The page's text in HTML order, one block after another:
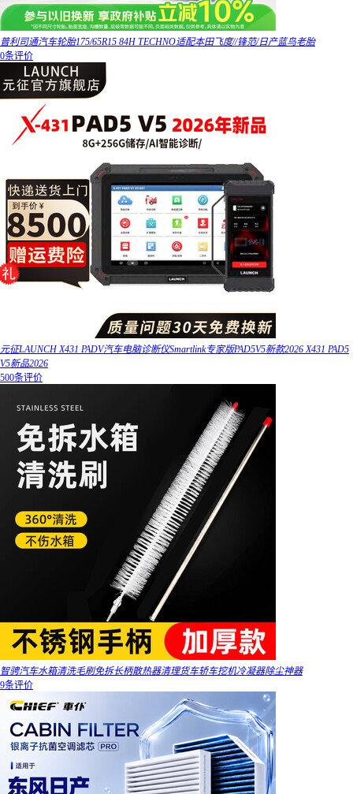
普利司通汽车轮胎175/65R15 84H TECHNO适配本田飞度//锋范/日产蓝鸟老胎
0条评价
元征LAUNCH X431 PADV汽车电脑诊断仪Smartlink专家版PAD5V5新款2026 X431 PAD5
V5新品2026
500条评价
智骋汽车水箱清洗毛刷免拆长柄散热器清理货车轿车挖机冷凝器除尘神器
9条评价